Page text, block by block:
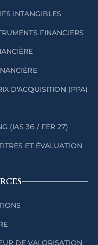
INTANGIBLES
FINANCIERS
D'ACQUISITION (PPA)
(IAS 36 / FER 27)
ET ÉVALUATION
DE VALORISATION